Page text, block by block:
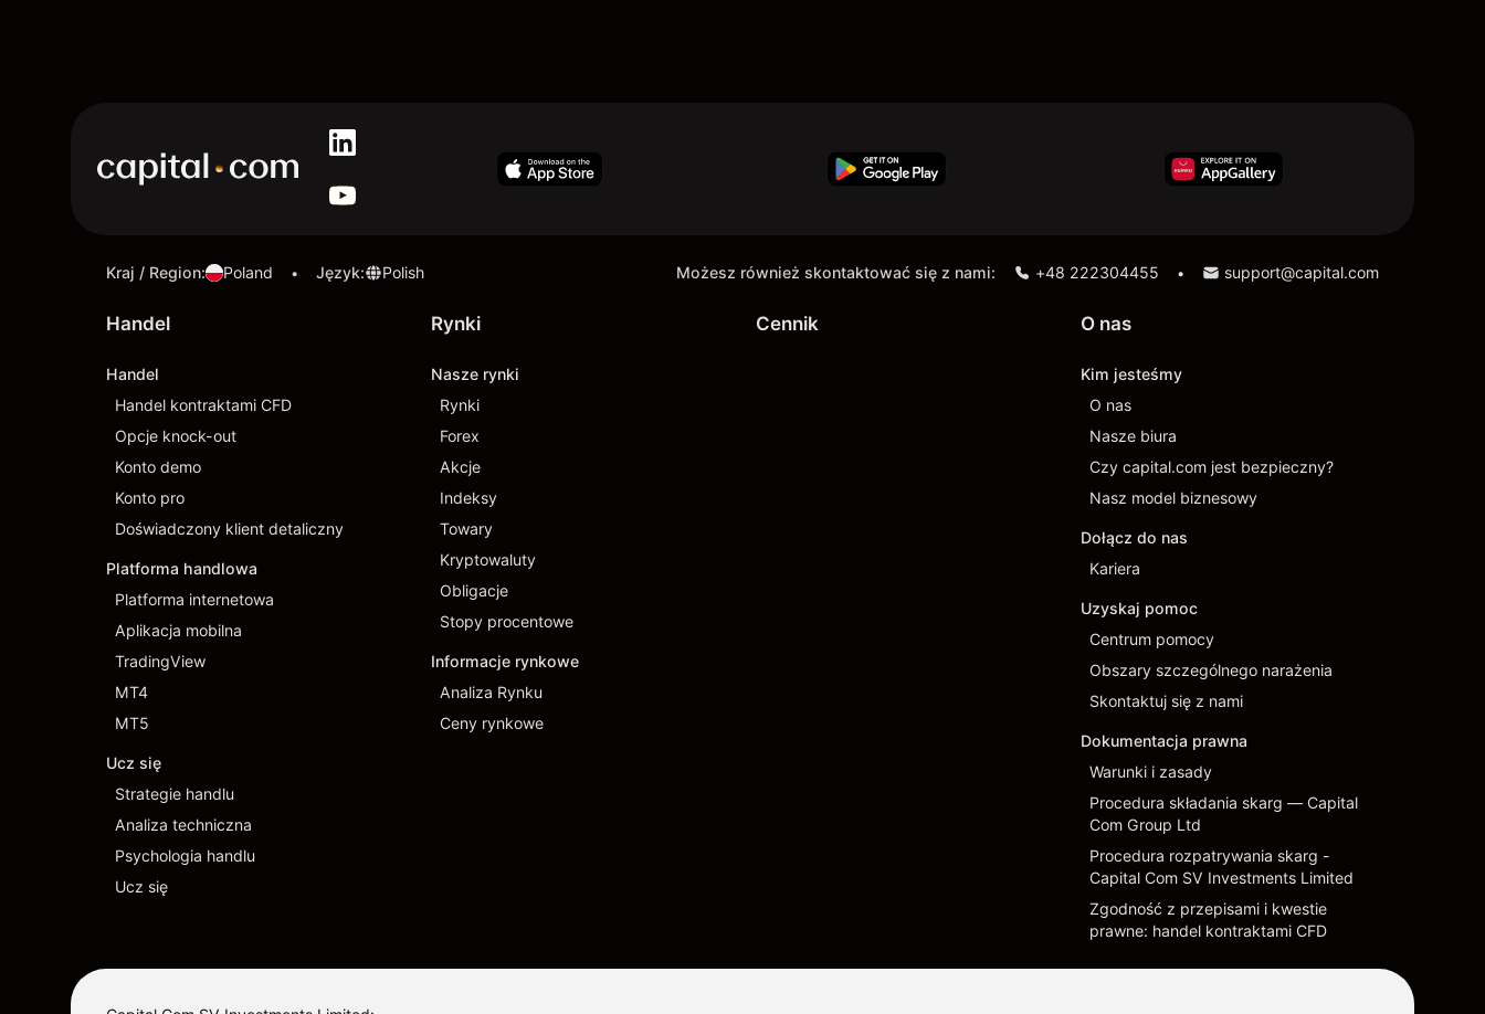
Kraj / Region: Poland • Język: Polish Możesz również skontaktować się z nami: +48 222304455 • support@capital.com
Handel
Handel
Handel kontraktami CFD
Opcje knock-out
Konto demo
Konto pro
Doświadczony klient detaliczny
Platforma handlowa
Platforma internetowa
Aplikacja mobilna
TradingView
MT4
MT5
Ucz się
Strategie handlu
Analiza techniczna
Psychologia handlu
Ucz się
Rynki
Nasze rynki
Rynki
Forex
Akcje
Indeksy
Towary
Kryptowaluty
Obligacje
Stopy procentowe
Informacje rynkowe
Analiza Rynku
Ceny rynkowe
Cennik O nas
Kim jesteśmy
O nas
Nasze biura
Czy capital.com jest bezpieczny?
Nasz model biznesowy
Dołącz do nas
Kariera
Uzyskaj pomoc
Centrum pomocy
Obszary szczególnego narażenia
Skontaktuj się z nami
Dokumentacja prawna
Warunki i zasady
Procedura składania skarg — Capital
Com Group Ltd
Procedura rozpatrywania skarg -
Capital Com SV Investments Limited
Zgodność z przepisami i kwestie
prawne: handel kontraktami CFD